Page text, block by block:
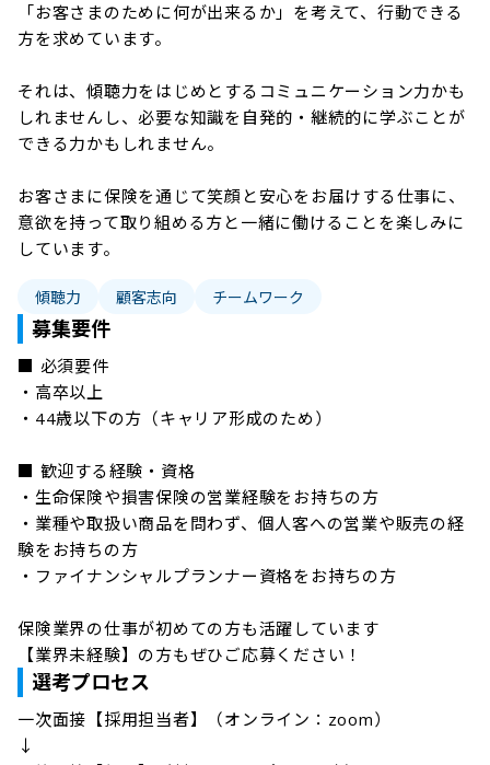
「お客さまのために何が出来るか」を考えて、行動できる
方を求めています。
それは、傾聴力をはじめとするコミュニケーション力かも
しれませんし、必要な知識を自発的・継続的に学ぶことが
できる力かもしれません。
お客さまに保険を通じて笑顔と安心をお届けする仕事に、
意欲を持って取り組める方と一緒に働けることを楽しみに
しています。
傾聴力 顧客志向 チームワーク
募集要件
■ 必須要件
・高卒以上
・44歳以下の方（キャリア形成のため）
■ 歓迎する経験・資格
・生命保険や損害保険の営業経験をお持ちの方
・業種や取扱い商品を問わず、個人客への営業や販売の経
験をお持ちの方
・ファイナンシャルプランナー資格をお持ちの方
保険業界の仕事が初めての方も活躍しています
【業界未経験】の方もぜひご応募ください！
選考プロセス
一次面接【採用担当者】（オンライン：zoom）
↓